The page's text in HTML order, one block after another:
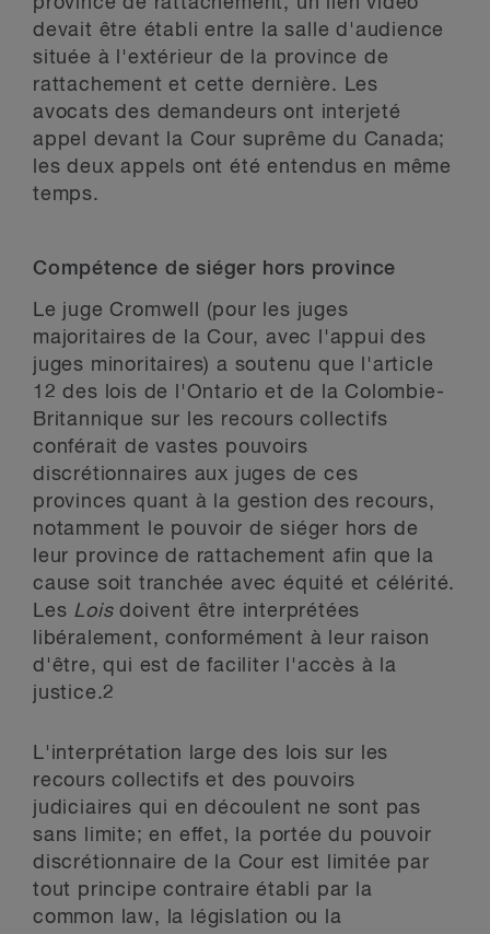
devait être établi entre la salle d'audience
située à l'extérieur de la province de
rattachement et cette dernière. Les
avocats des demandeurs ont interjeté
appel devant la Cour suprême du Canada;
les deux appels ont été entendus en même
temps.
Compétence de siéger hors province
Le juge Cromwell (pour les juges
majoritaires de la Cour, avec l'appui des
juges minoritaires) a soutenu que l'article
12 des lois de l'Ontario et de la Colombie-
Britannique sur les recours collectifs
conférait de vastes pouvoirs
discrétionnaires aux juges de ces
provinces quant à la gestion des recours,
notamment le pouvoir de siéger hors de
leur province de rattachement afin que la
cause soit tranchée avec équité et célérité.
Les Loisdoivent être interprétées
libéralement, conformément à leur raison
d'être, qui est de faciliter l'accès à la
justice.2
L'interprétation large des lois sur les
recours collectifs et des pouvoirs
judiciaires qui en découlent ne sont pas
sans limite; en effet, la portée du pouvoir
discrétionnaire de la Cour est limitée par
tout principe contraire établi par la
common law, la législation ou la